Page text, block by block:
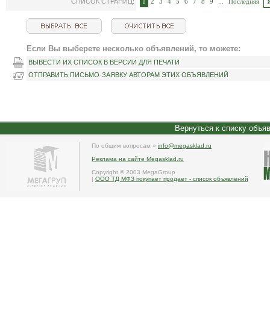
Если Вы выберете несколько объявлений, то можете:
ВЫВЕСТИ ИХ СПИСОК В ВЕРСИИ ДЛЯ ПЕЧАТИ
ОТПРАВИТЬ ПИСЬМО-ЗАЯВКУ АВТОРАМ ЭТИХ ОБЪЯВЛЕНИЙ
Вернуться к списку
По общим вопросам » info@megasklad.ru
Реклама на сайте Megasklad.ru
Copyright © 2003 MegaGroup
| ООО ТД МФЗ покупает продает - список объявлений